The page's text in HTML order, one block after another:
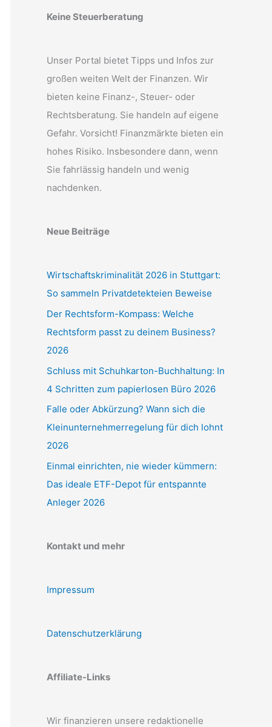
Keine Steuerberatung
Unser Portal bietet Tipps und Infos zur
großen weiten Welt der Finanzen. Wir
bieten keine Finanz-, Steuer- oder
Rechtsberatung. Sie handeln auf eigene
Gefahr. Vorsicht! Finanzmärkte bieten ein
hohes Risiko. Insbesondere dann, wenn
Sie fahrlässig handeln und wenig
nachdenken.
Neue Beiträge
Wirtschaftskriminalität 2026 in Stuttgart:
So sammeln Privatdetekteien Beweise
Der Rechtsform-Kompass: Welche
Rechtsform passt zu deinem Business?
2026
Schluss mit Schuhkarton-Buchhaltung: In
4 Schritten zum papierlosen Büro 2026
Falle oder Abkürzung? Wann sich die
Kleinunternehmerregelung für dich lohnt
2026
Einmal einrichten, nie wieder kümmern:
Das ideale ETF-Depot für entspannte
Anleger 2026
Kontakt und mehr
Impressum
Datenschutzerklärung
Affiliate-Links
Wir finanzieren unsere redaktionelle